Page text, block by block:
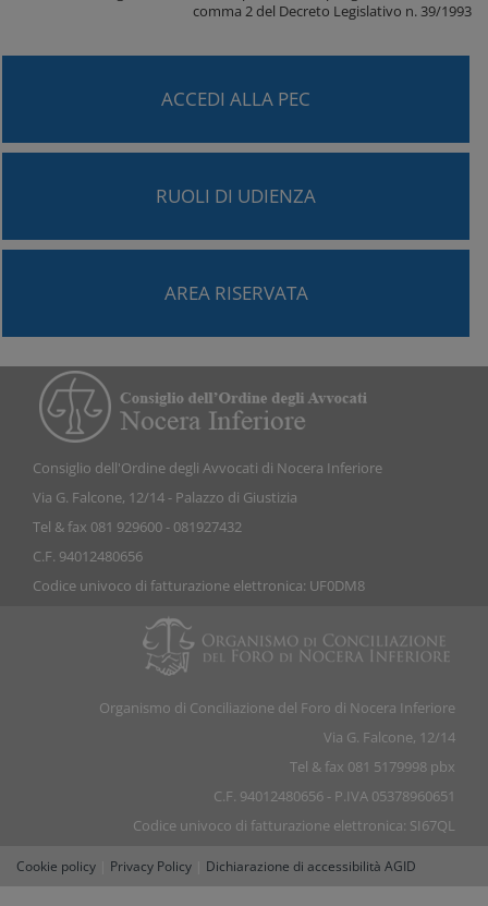
comma 2 del Decreto Legislativo n. 39/1993
ACCEDI ALLA PEC
RUOLI DI UDIENZA
AREA RISERVATA
Consiglio dell'Ordine degli Avvocati di Nocera Inferiore
Via G. Falcone, 12/14 - Palazzo di Giustizia
Tel & fax 081 929600 - 081927432
C.F. 94012480656
Codice univoco di fatturazione elettronica: UF0DM8
Organismo di Conciliazione del Foro di Nocera Inferiore
Via G. Falcone, 12/14
Tel & fax 081 5179998 pbx
C.F. 94012480656 - P.IVA 05378960651
Codice univoco di fatturazione elettronica: SI67QL
Cookie policy Privacy Policy Dichiarazione di accessibilità AGID